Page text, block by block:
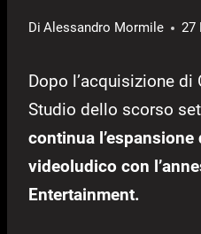
Di Alessandro Mormile 27
Dopo l’acquisizione
Studio dello scorso
continua l’espansione
videoludico con
Entertainment.